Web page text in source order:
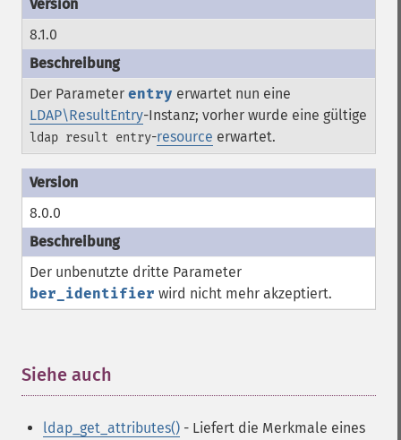
8.1.0
Der Parameter entry erwartet nun eine
LDAP\ResultEntry-Instanz; vorher wurde eine gültige
ldap result entry-resource erwartet.
8.0.0
Der unbenutzte dritte Parameter
ber_identifier wird nicht mehr akzeptiert.
Siehe auch
ldap_get_attributes() - Liefert die Merkmale eines